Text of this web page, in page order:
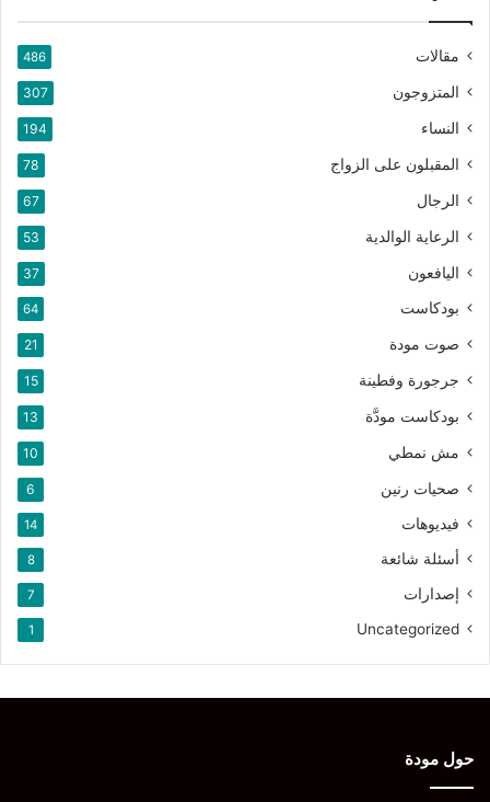
مقالات 486
المتزوجون 307
النساء 194
المقبلون على الزواج 78
الرجال 67
الرعاية الوالدية 53
اليافعون 37
بودكاست 64
صوت مودة 21
جرجورة وفطينة 15
بودكاست مودَّة 13
مش نمطي 10
صحيات رنين 6
فيديوهات 14
أسئلة شائعة 8
إصدارات 7
Uncategorized
1
حول مودة